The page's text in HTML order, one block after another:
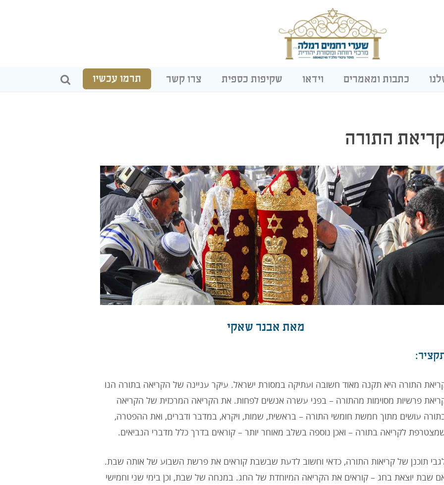
כתבות ומאמרים וידאו שקיפות כספית צרו קשר תרמו עכשיו
התורה
מאת אבנר שאקי
התורה היא תקנה מאוד חשובה ועתיקה במסורת ישראל. עיקר עניינה של הקריאה בתורה הנו
פרשיות מסוימות מהתורה – בפני עשרה אנשים לפחות. את הקריאה המרכזית של הקריאה
עושים מתוך חמשת חומשי התורה – בראשית, שמות, ויקרא, במדבר ודברים, ואת ההפטרה,
לקריאה בתורה – ואכן נוספה בשלב מאוחר יותר – קוראים בדרך כלל מדברי הנביאים.
תוכנן של קריאות התורה, כדאי וחשוב לדעת שבשבת קוראים את פרשת השבוע של אותה שבת.
שבת יוצאת בחג – קוראים את הקריאה המיוחדת של החג. במנחה של שבת, וכן בימי שני וחמישי